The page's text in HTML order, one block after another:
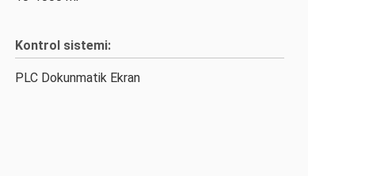
Kontrol sistemi:
PLC Dokunmatik Ekran